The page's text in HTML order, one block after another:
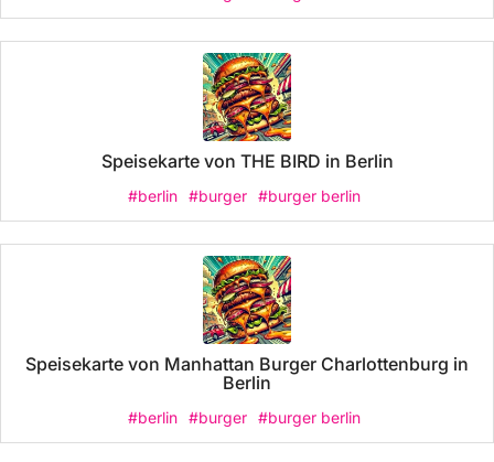
Speisekarte von THE BIRD in Berlin
#berlin #burger #burger berlin
Speisekarte von Manhattan Burger Charlottenburg in
Berlin
#berlin #burger #burger berlin